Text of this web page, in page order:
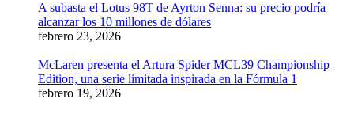
A subasta el Lotus 98T de Ayrton Senna: su precio podría
alcanzar los 10 millones de dólares
febrero 23, 2026
McLaren presenta el Artura Spider MCL39 Championship
Edition, una serie limitada inspirada en la Fórmula 1
febrero 19, 2026